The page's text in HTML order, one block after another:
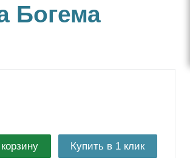
Богема
Купить в 1 клик